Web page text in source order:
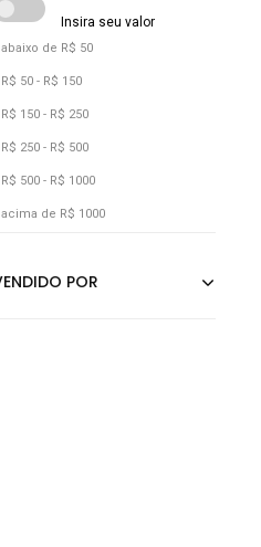
Marrom
Off-white
Prata
Preto
Transparente
Vermelho
abaixo de R$ 50
R$ 50 - R$ 150
R$ 150 - R$ 250
R$ 250 - R$ 500
R$ 500 - R$ 1000
acima de R$ 1000